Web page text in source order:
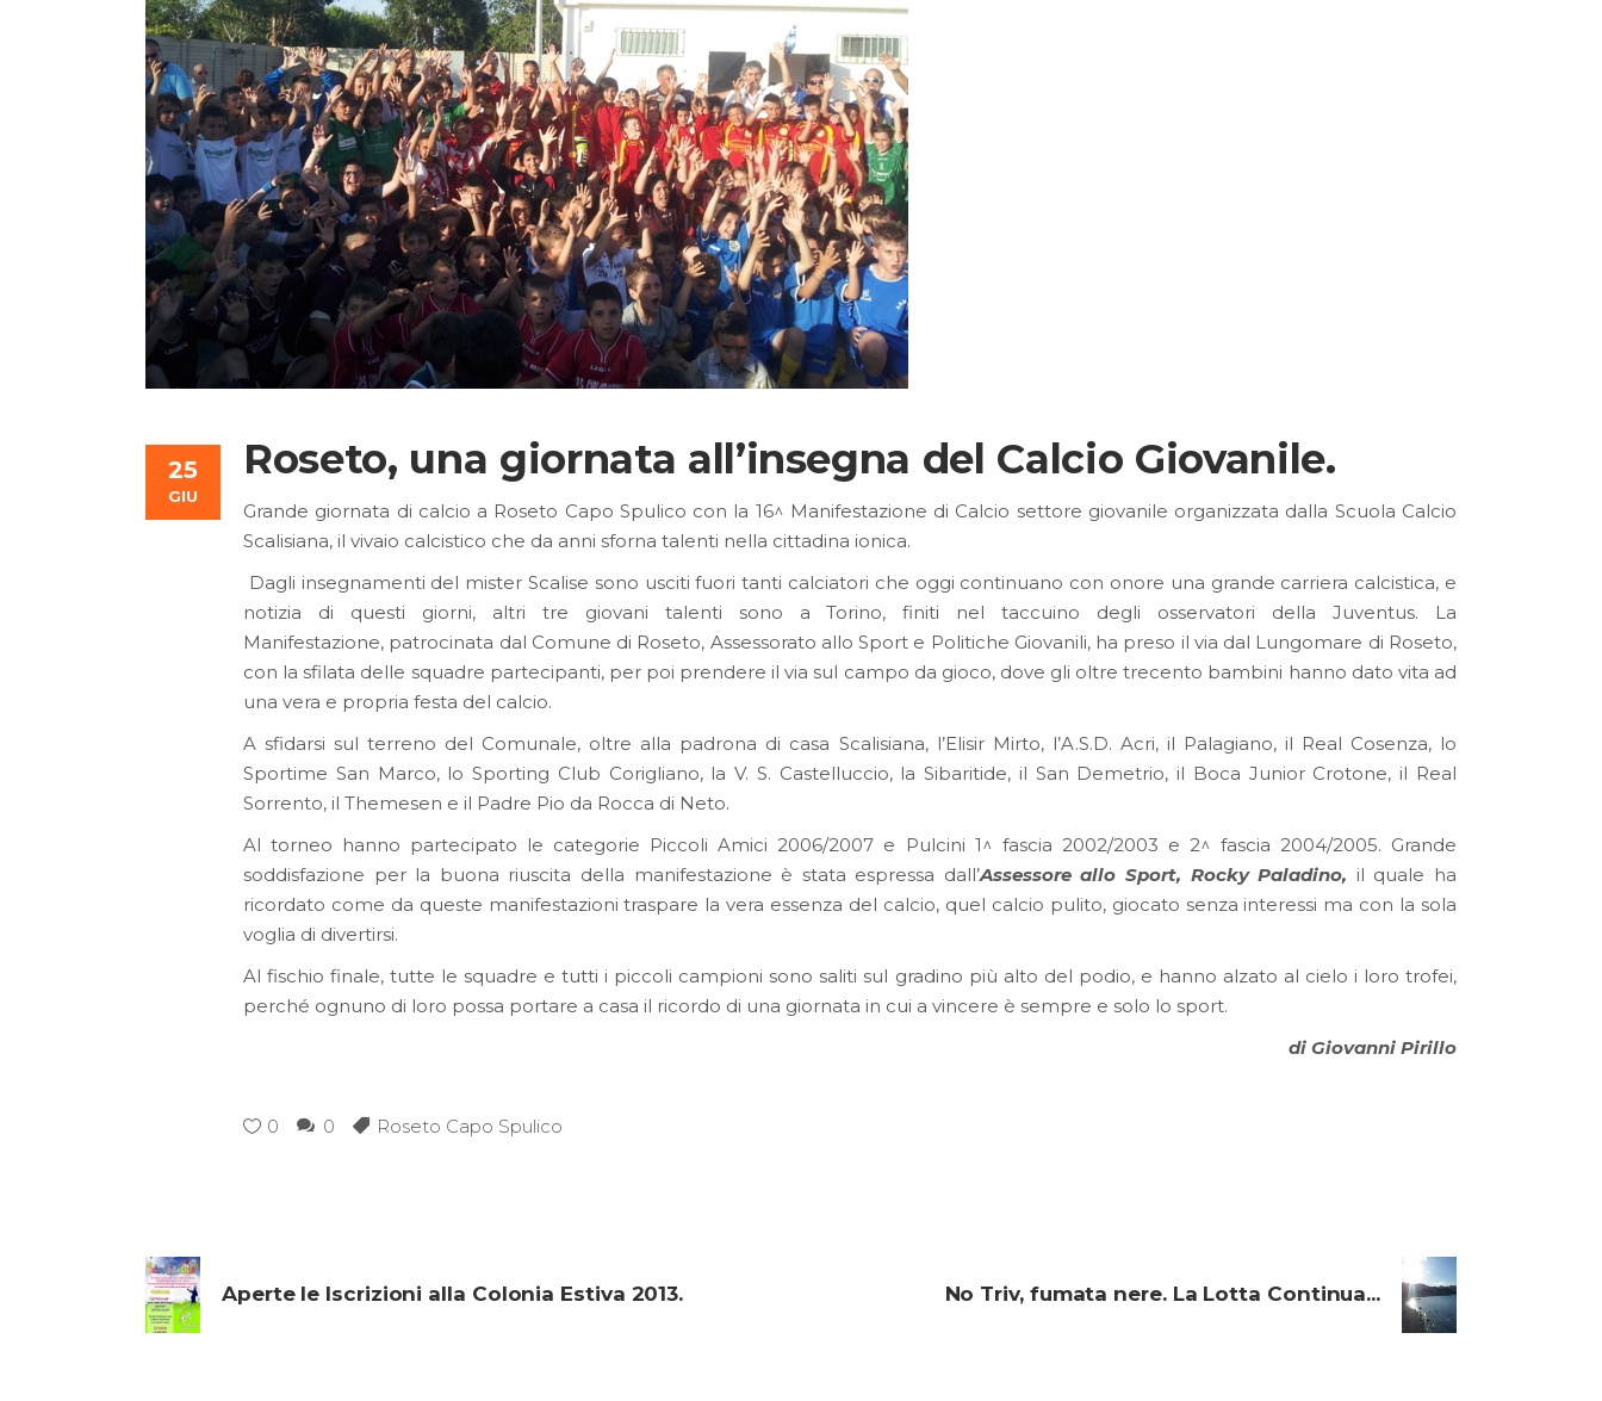
25
GIU
Roseto, una giornata all’insegna del Calcio Giovanile.
Grande giornata di calcio a Roseto Capo Spulico con la 16^ Manifestazione di Calcio settore giovanile organizzata dalla Scuola Calcio
Scalisiana, il vivaio calcistico che da anni sforna talenti nella cittadina ionica.
Dagli insegnamenti del mister Scalise sono usciti fuori tanti calciatori che oggi continuano con onore una grande carriera calcistica, e
notizia di questi giorni, altri tre giovani talenti sono a Torino, finiti nel taccuino degli osservatori della Juventus. La
Manifestazione, patrocinata dal Comune di Roseto, Assessorato allo Sport e Politiche Giovanili, ha preso il via dal Lungomare di Roseto,
con la sfilata delle squadre partecipanti, per poi prendere il via sul campo da gioco, dove gli oltre trecento bambini hanno dato vita ad
una vera e propria festa del calcio.
A sfidarsi sul terreno del Comunale, oltre alla padrona di casa Scalisiana, l’Elisir Mirto, l’A.S.D. Acri, il Palagiano, il Real Cosenza, lo
Sportime San Marco, lo Sporting Club Corigliano, la V. S. Castelluccio, la Sibaritide, il San Demetrio, il Boca Junior Crotone, il Real
Sorrento, il Themesen e il Padre Pio da Rocca di Neto.
Al torneo hanno partecipato le categorie Piccoli Amici 2006/2007 e Pulcini 1^ fascia 2002/2003 e 2^ fascia 2004/2005. Grande
soddisfazione per la buona riuscita della manifestazione è stata espressa dall’Assessore allo Sport, Rocky Paladino, il quale ha
ricordato come da queste manifestazioni traspare la vera essenza del calcio, quel calcio pulito, giocato senza interessi ma con la sola
voglia di divertirsi.
Al fischio finale, tutte le squadre e tutti i piccoli campioni sono saliti sul gradino più alto del podio, e hanno alzato al cielo i loro trofei,
perché ognuno di loro possa portare a casa il ricordo di una giornata in cui a vincere è sempre e solo lo sport.
di Giovanni Pirillo
0 0 Roseto Capo Spulico
Aperte le Iscrizioni alla Colonia Estiva 2013. No Triv, fumata nere. La Lotta Continua...